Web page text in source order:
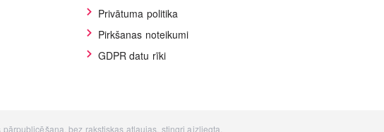
Privātuma politika
Pirkšanas noteikumi
GDPR datu rīki
bez rakstiskas atļaujas, stingri aizliegta.